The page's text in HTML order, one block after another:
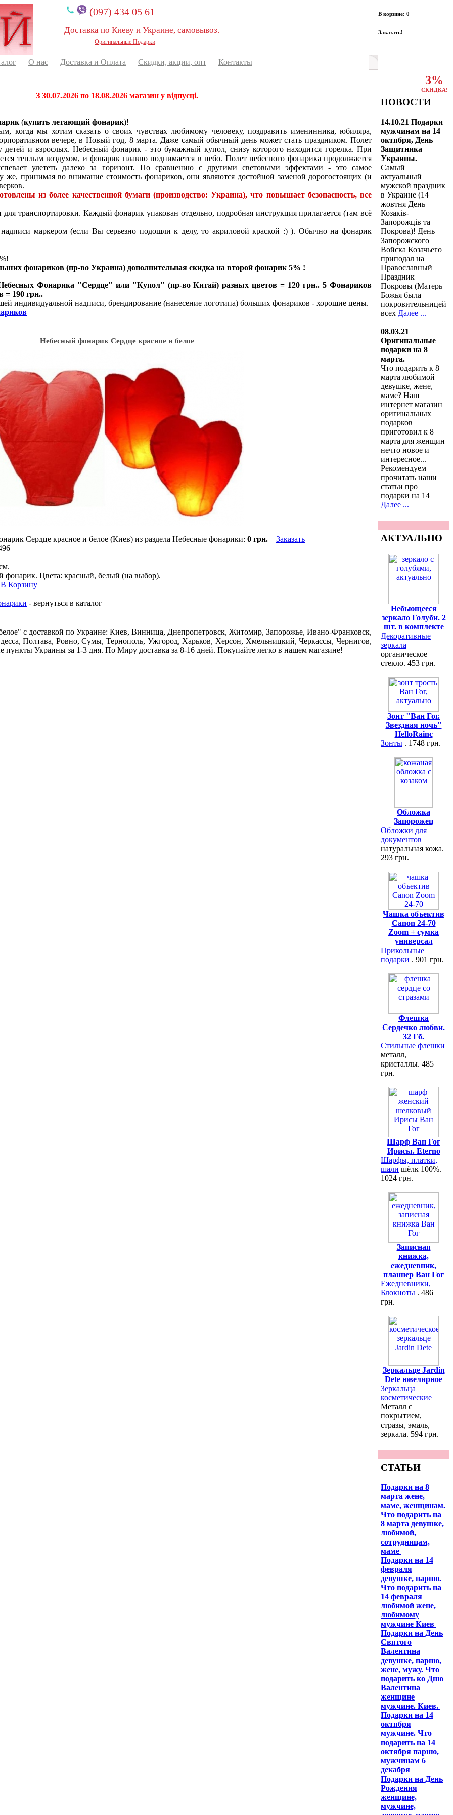
(097) 434 05 61
Доставка по Киеву и Украине, самовывоз.
Оригинальные Подарки
В корзине: 0
Заказать!
О нас Доставка и Оплата Скидки, акции, опт Контакты
З 30.07.2026 по 18.08.2026 магазин у відпусці.
(купить летающий фонарик)!
когда мы хотим сказать о своих чувствах любимому человеку, поздравить именинника, юбиляра,
вечере, в Новый год, 8 марта. Даже самый обычный день может стать праздником. Полет
детей и взрослых. Небесный фонарик - это бумажный купол, снизу которого находится горелка. При
теплым воздухом, и фонарик плавно поднимается в небо. Полет небесного фонарика продолжается
улететь далеко за горизонт. По сравнению с другими световыми эффектами - это самое
же, принимая во внимание стоимость фонариков, они являются достойной заменой дорогостоящих (и
из более качественной бумаги (производство: Украина), что повышает безопасность, все
транспортировки. Каждый фонарик упакован отдельно, подробная инструкция прилагается (там всё
маркером (если Вы серьезно подошли к делу, то акриловой краской :) ). Обычно на фонарик
фонариков (пр-во Украина) дополнительная скидка на второй фонарик 5% !
Фонарика "Сердце" или "Купол" (пр-во Китай) разных цветов = 120 грн.. 5 Фонариков
= 190 грн..
индивидуальной надписи, брендирование (нанесение логотипа) больших фонариков - хорошие цены.
Небесный фонарик Сердце красное и белое
Сердце красное и белое (Киев) из раздела Небесные фонарики: 0 грн.
Заказать
фонарик. Цвета: красный, белый (на выбор).
В Корзину
- вернуться в каталог
c доставкой по Украине: Киев, Винница, Днепропетровск, Житомир, Запорожье, Ивано-Франковск,
Полтава, Ровно, Сумы, Тернополь, Ужгород, Харьков, Херсон, Хмельницкий, Черкассы, Чернигов,
пункты Украины за 1-3 дня. По Миру доставка за 8-16 дней. Покупайте легко в нашем магазине!
3%
СКИДКА!
НОВОСТИ
14.10.21 Подарки
мужчинам на 14
октября, День
Защитника
Украины.
Самый
актуальный
мужской праздник
в Украине (14
жовтня День
Козаків-
Запорожців та
Покрова)! День
Запорожского
Войска Козачьего
приподал на
Православный
Праздник
Покровы (Матерь
Божья была
покровительницей
всех Далее ...
08.03.21
Оригинальные
подарки на 8
марта.
Что подарить к 8
марта любимой
девушке, жене,
маме? Наш
интернет магазин
оригинальных
подарков
приготовил к 8
марта для женщин
нечто новое и
интересное...
Рекомендуем
прочитать наши
статьи про
подарки на 14
Далее ...
АКТУАЛЬНО
Небьющееся
зеркало Голуби. 2
шт. в комплекте
Декоративные
зеркала
органическое
стекло. 453 грн.
Зонт "Ван Гог.
Звездная ночь"
HelloRainc
Зонты . 1748 грн.
Обложка
Запорожец
Обложки для
документов
натуральная кожа.
293 грн.
Чашка объектив
Canon 24-70
Zoom + сумка
универсал
Прикольные
подарки . 901 грн.
Флешка
Сердечко любви.
32 Гб.
Стильные флешки
металл,
кристаллы. 485
грн.
Шарф Ван Гог
Ирисы. Eterno
Шарфы, платки,
шали шёлк 100%.
1024 грн.
Записная
книжка,
ежедневник,
планнер Ван Гог
Ежедневники,
Блокноты . 486
грн.
Зеркальце Jardin
Dete ювелирное
Зеркальца
косметические
Металл с
покрытием,
стразы, эмаль,
зеркала. 594 грн.
СТАТЬИ
Подарки на 8
марта жене,
маме, женщинам.
Что подарить на
8 марта девушке,
любимой,
сотрудницам,
маме
Подарки на 14
февраля
девушке, парню.
Что подарить на
14 февраля
любимой жене,
любимому
мужчине Киев
Подарки на День
Святого
Валентина
девушке, парню,
жене, мужу. Что
подарить ко Дню
Валентина
женщине
мужчине. Киев.
Подарки на 14
октября
мужчине. Что
подарить на 14
октября парню,
мужчинам 6
декабря
Подарки на День
Рождения
женщине,
мужчине,